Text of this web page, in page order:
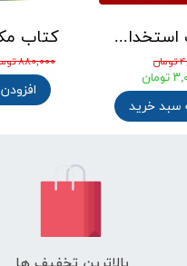
۸۸۰,۰۰۰ تومان
بسته کتب استخدامی دبیری علوم تجربی - شیمی آزمون آموزش و پرورش 1405
سبد خرید